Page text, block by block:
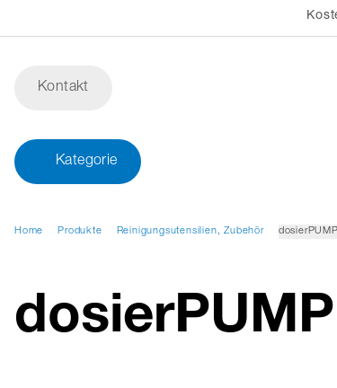
Kontakt
Kategorie
Home Produkte Reinigungsutensilien, Zubehör